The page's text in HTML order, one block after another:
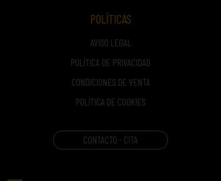
POLÍTICAS
AVISO LEGAL
POLÍTICA DE PRIVACIDAD
CONDICIONES DE VENTA
POLÍTICA DE COOKIES
CONTACTO - CITA